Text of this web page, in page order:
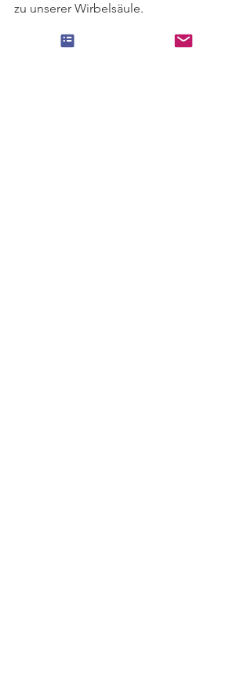
zu unserer Wirbelsäule.
Bewusste Atmung